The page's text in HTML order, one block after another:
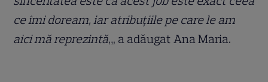
ce îmi doream, iar atribuțiile pe care le am
aici mă reprezintă„, a adăugat Ana Maria.